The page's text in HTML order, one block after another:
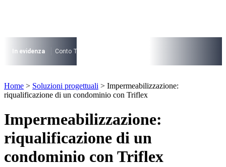
I più cercati
Lorem ipsum dolor sit amet consectetur
Lorem ipsum dolor sit amet consectetur
In evidenza Conto Termico
Lorem ipsum dolor sit amet consectetur
Home > Soluzioni progettuali > Impermeabilizzazione:
riqualificazione di un condominio con Triflex
Impermeabilizzazione:
riqualificazione di un
condominio con Triflex